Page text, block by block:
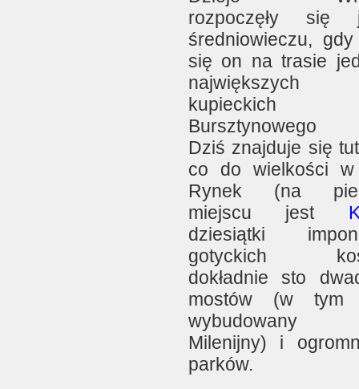
rozpoczęły
średniowieczu, gdy
się on na trasie
największych
Bursztynowego
Dziś znajduje się
co do wielkości w
Rynek (na
miejscu jest
dziesiątki
gotyckich
dokładnie sto
mostów (w tym
wybudowany
Milenijny) i
parków.